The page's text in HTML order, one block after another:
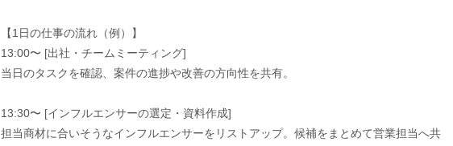
【1日の仕事の流れ（例）】
13:00〜 [出社・チームミーティング]
当日のタスクを確認、案件の進捗や改善の方向性を共有。
13:30〜 [インフルエンサーの選定・資料作成]
担当商材に合いそうなインフルエンサーをリストアップ。候補をまとめて営業担当へ共